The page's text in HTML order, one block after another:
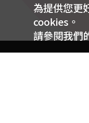
為提供您更
cookies。
請參閱我們